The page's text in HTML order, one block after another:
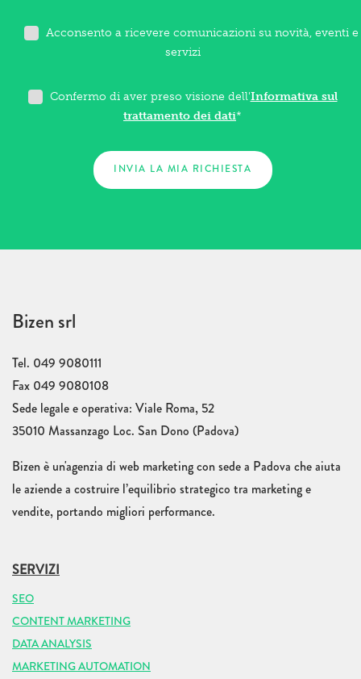
Acconsento a ricevere comunicazioni su novità, eventi e
servizi
Confermo di aver preso visione dell'Informativa sul
trattamento dei dati*
Bizen srl
Tel. 049 9080111
Fax 049 9080108
Sede legale e operativa: Viale Roma, 52
35010 Massanzago Loc. San Dono (Padova)
Bizen è un'agenzia di web marketing con sede a Padova che aiuta
le aziende a costruire l’equilibrio strategico tra marketing e
vendite, portando migliori performance.
SERVIZI
SEO
CONTENT MARKETING
DATA ANALYSIS
MARKETING AUTOMATION